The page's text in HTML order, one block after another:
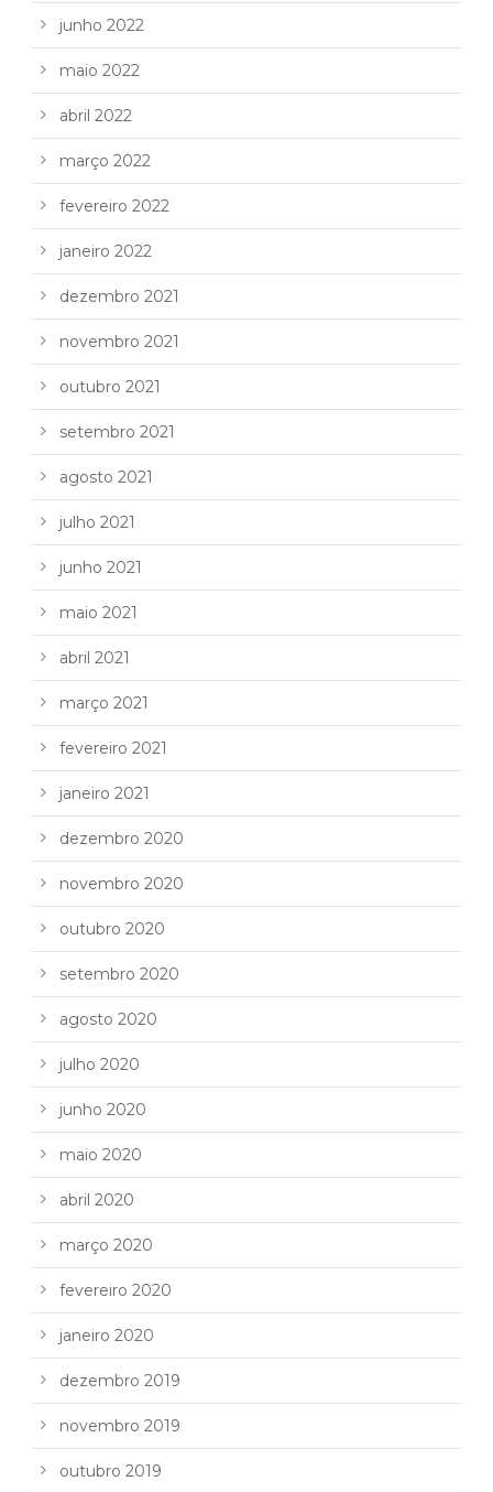
junho 2022
maio 2022
abril 2022
março 2022
fevereiro 2022
janeiro 2022
dezembro 2021
novembro 2021
outubro 2021
setembro 2021
agosto 2021
julho 2021
junho 2021
maio 2021
abril 2021
março 2021
fevereiro 2021
janeiro 2021
dezembro 2020
novembro 2020
outubro 2020
setembro 2020
agosto 2020
julho 2020
junho 2020
maio 2020
abril 2020
março 2020
fevereiro 2020
janeiro 2020
dezembro 2019
novembro 2019
outubro 2019